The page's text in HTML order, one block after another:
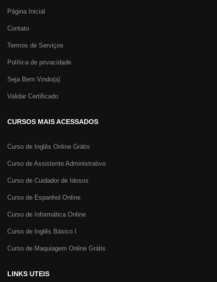
Página Inicial
Contato
Termos de Serviços
Política de privacidade
Seja Bem Vindo(a)
Validar Certificado
CURSOS MAIS ACESSADOS
Curso de Inglês Online Grátis
Curso de Assistente Administrativo
Curso de Cuidador de Idosos
Curso de Espanhol Online
Curso de Informática Online
Curso de Inglês Básico I
Curso de Maquiagem Online Grátis
LINKS UTEIS